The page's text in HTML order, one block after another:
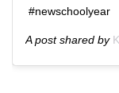
#newschoolyear
A post shared by